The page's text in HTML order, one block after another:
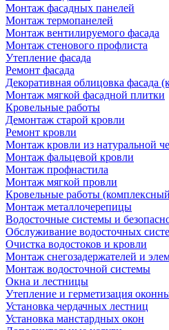
Монтаж фасадных панелей
Монтаж термопанелей
Монтаж вентилируемого фасада
Монтаж стенового профлиста
Утепление фасада
Ремонт фасада
Декоративная облицовка фасада
Монтаж мягкой фасадной плитки
Кровельные работы
Демонтаж старой кровли
Ремонт кровли
Монтаж кровли из натуральной
Монтаж фальцевой кровли
Монтаж профнастила
Монтаж мягкой провли
Кровельные работы
Монтаж металлочерепицы
Водосточные системы и
Обслуживание водосточных
Очистка водостоков и кровли
Монтаж снегозадержателей и
Монтаж водосточной системы
Окна и лестницы
Утепление и герметизация
Установка чердачных лестниц
Установка манстардных окон